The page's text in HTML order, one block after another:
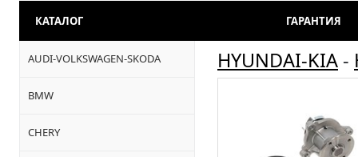
КАТАЛОГ ГАРАНТИЯ
AUDI-VOLKSWAGEN-SKODA
BMW
CHERY
HYUNDAI-KIA -